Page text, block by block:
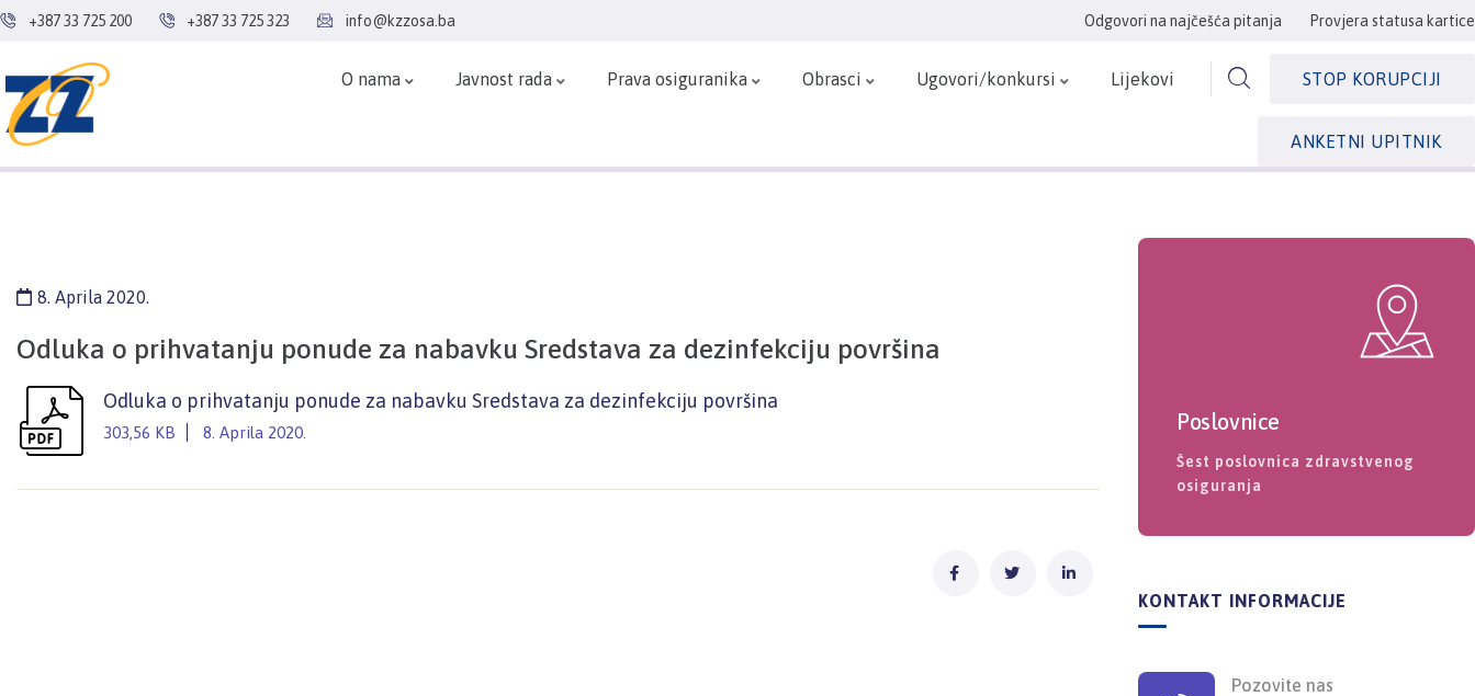
+387 33 725 200 +387 33 725 323 info@kzzosa.ba Odgovori na najčešća pitanja Provjera statusa kartice
O nama Javnost rada Prava osiguranika Obrasci Ugovori/konkursi Lijekovi STOP KORUPCIJI
ANKETNI UPITNIK
8. Aprila 2020.
Odluka o prihvatanju ponude za nabavku Sredstava za dezinfekciju površina
Odluka o prihvatanju ponude za nabavku Sredstava za dezinfekciju površina
303,56 KB 8. Aprila 2020. Poslovnice
Šest poslovnica zdravstvenog
osiguranja
KONTAKT INFORMACIJE
Pozovite nas